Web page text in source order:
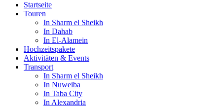
Startseite
Touren
In Sharm el Sheikh
In Dahab
In El-Alamein
Hochzeitspakete
Aktivitäten & Events
Transport
In Sharm el Sheikh
In Nuweiba
In Taba City
In Alexandria